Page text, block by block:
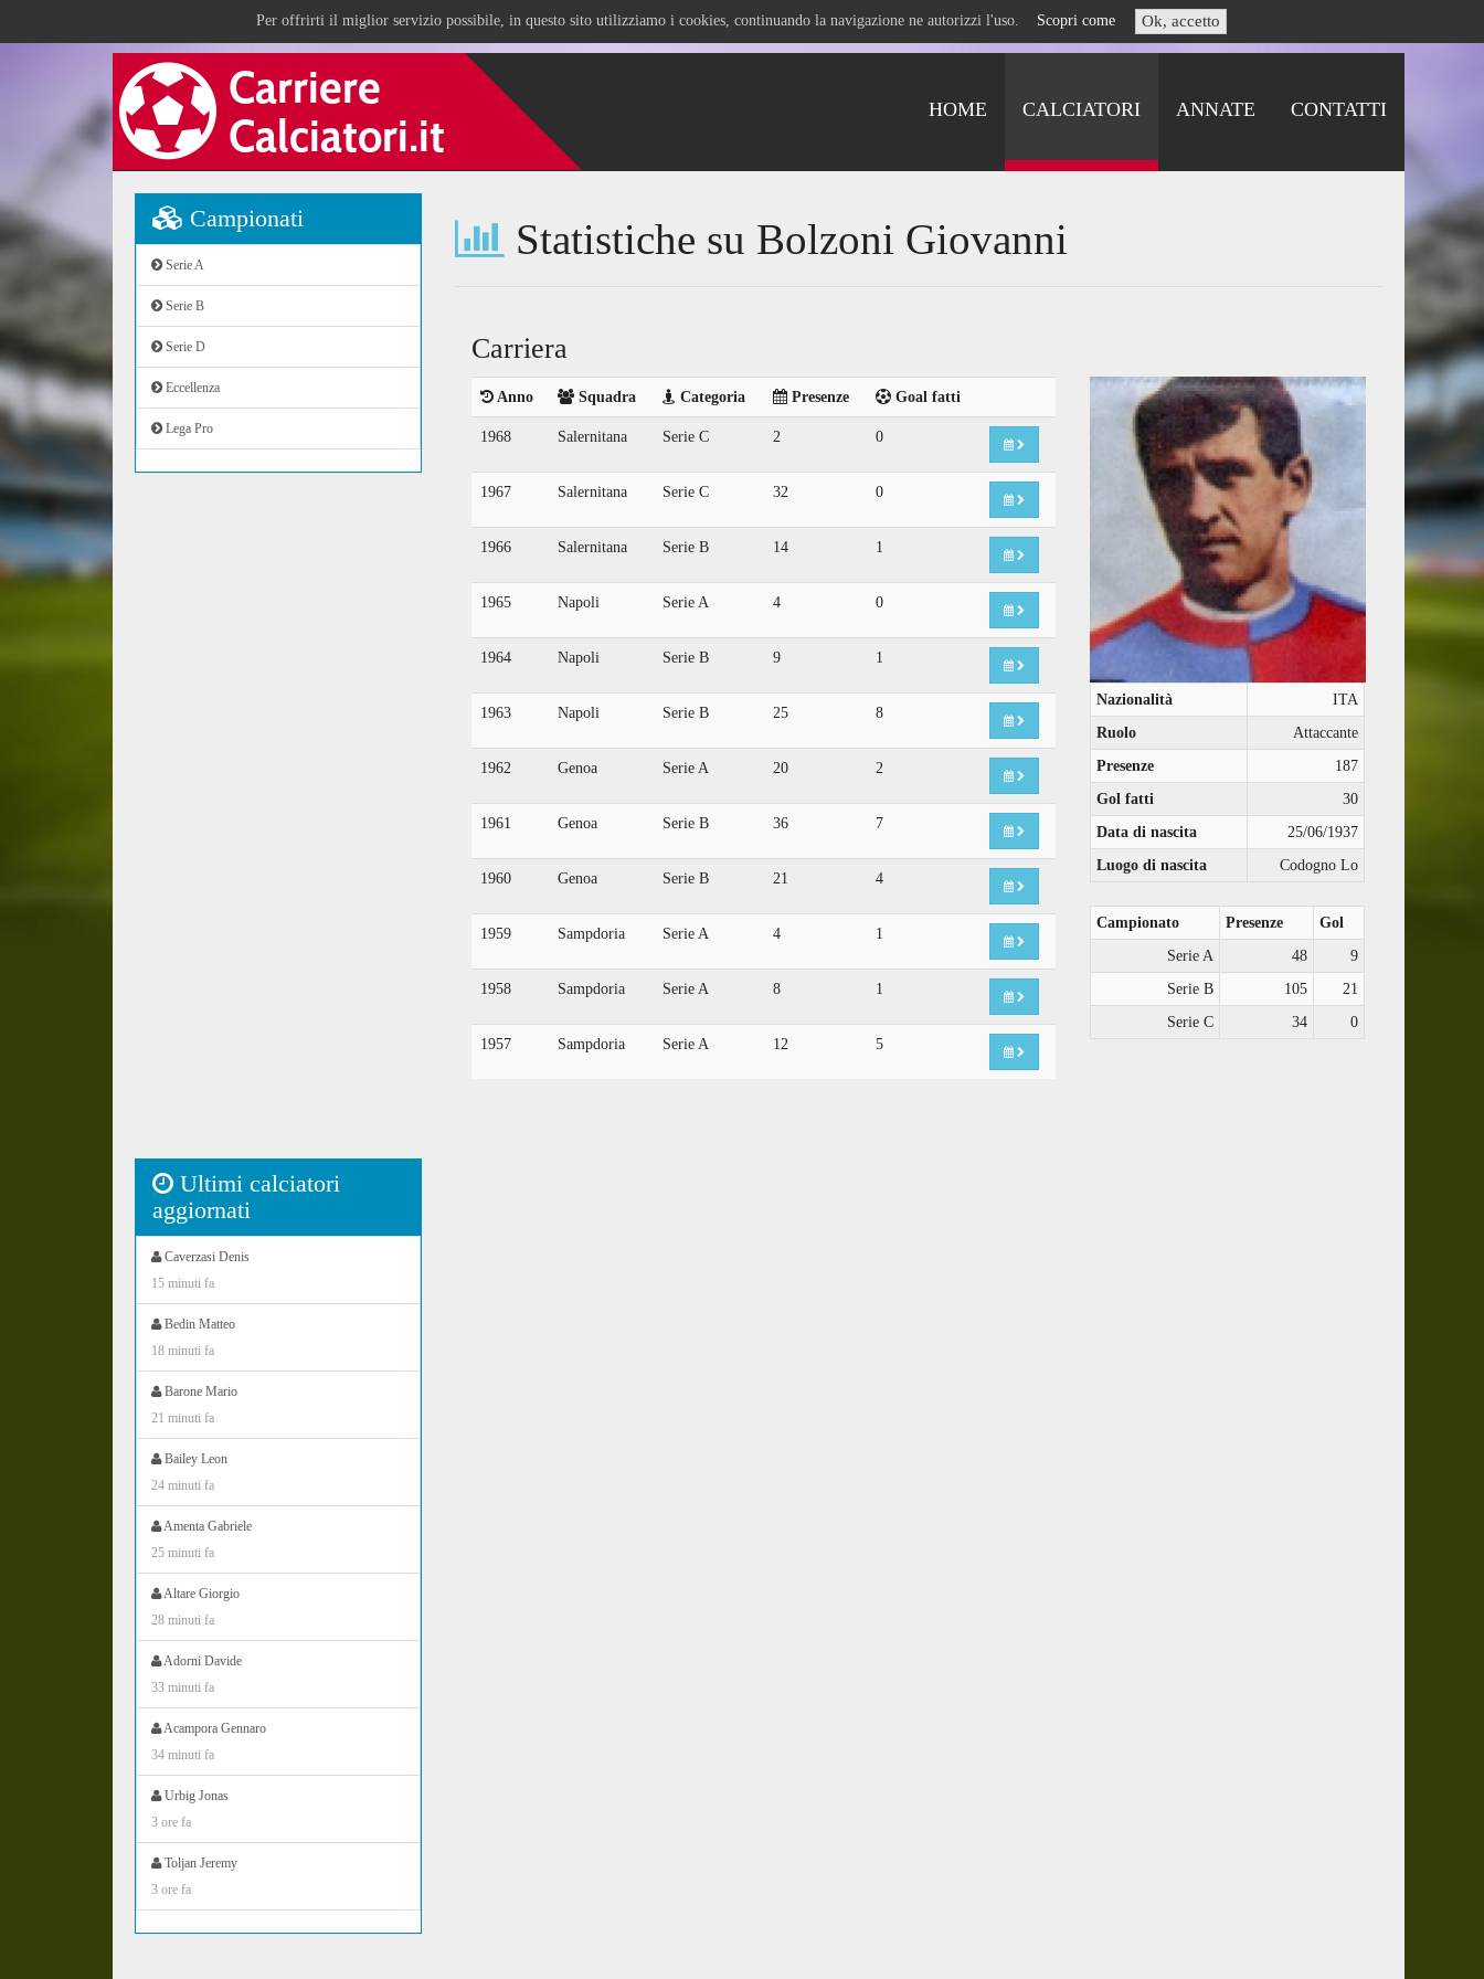
Per offrirti il miglior servizio possibile, in questo sito utilizziamo i cookies, continuando la navigazione ne autorizzi l'uso. Scopri come Ok, accetto
HOME CALCIATORI ANNATE CONTATTI
Campionati
Serie A
Serie B
Serie D
Eccellenza
Lega Pro
Ultimi calciatori
aggiornati
Caverzasi Denis
15 minuti fa
Bedin Matteo
18 minuti fa
Barone Mario
21 minuti fa
Bailey Leon
24 minuti fa
Amenta Gabriele
25 minuti fa
Altare Giorgio
28 minuti fa
Adorni Davide
33 minuti fa
Acampora Gennaro
34 minuti fa
Urbig Jonas
3 ore fa
Toljan Jeremy
3 ore fa
Statistiche su Bolzoni Giovanni
Carriera
Anno Squadra Categoria Presenze Goal fatti
1968 Salernitana Serie C 2 0
1967 Salernitana Serie C 32 0
1966 Salernitana Serie B 14 1
1965 Napoli Serie A 4 0
1964 Napoli Serie B 9 1
1963 Napoli Serie B 25 8
1962 Genoa Serie A 20 2
1961 Genoa Serie B 36 7
1960 Genoa Serie B 21 4
1959 Sampdoria Serie A 4 1
1958 Sampdoria Serie A 8 1
1957 Sampdoria Serie A 12 5
Nazionalità
ITA
Ruolo
Attaccante
Presenze
187
Gol fatti
30
Data di nascita
25/06/1937
Luogo di nascita
Codogno Lo
Campionato Presenze
Gol
Serie A
48
9
Serie B
105
21
Serie C
34 0